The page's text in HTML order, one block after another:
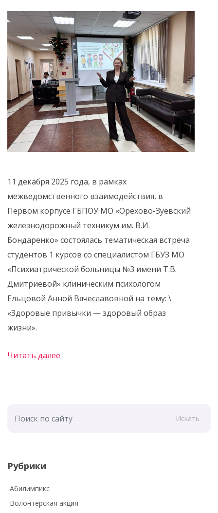
11 декабря 2025 года, в рамках
межведомственного взаимодействия, в
Первом корпусе ГБПОУ МО «Орехово-Зуевский
железнодорожный техникум им. В.И.
Бондаренко» состоялась тематическая встреча
студентов 1 курсов со специалистом ГБУЗ МО
«Психиатрической больницы №3 имени Т.В.
Дмитриевой» клиническим психологом
Ельцовой Анной Вячеславовной на тему: \
«Здоровые привычки — здоровый образ
жизни».
Читать далее
Искать
Рубрики
Абилимпикс
Волонтёрская акция